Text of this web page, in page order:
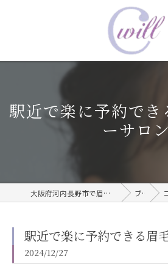
駅近で楽に予約でき
ーサロン
大阪府河内長野市で眉毛タトゥーならwill care サロン ブログ コ
駅近で楽に予約できる眉
2024/12/27